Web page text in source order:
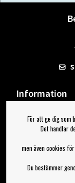
Information
Om Bengans
FAQ / Köp- &
Jag
För att ge dig som
Det handlar
men även cookies
Du bestämmer